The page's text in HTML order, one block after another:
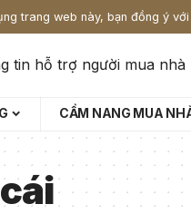
trang web này, bạn đồng ý với
CẨM NANG MUA
cái